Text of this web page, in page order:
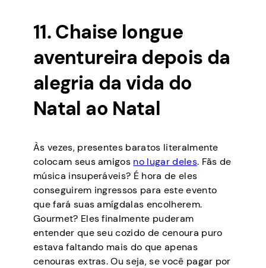
11. Chaise longue
aventureira depois da
alegria da vida do
Natal ao Natal
Às vezes, presentes baratos literalmente
colocam seus amigos no lugar deles. Fãs de
música insuperáveis? É hora de eles
conseguirem ingressos para este evento
que fará suas amígdalas encolherem.
Gourmet? Eles finalmente puderam
entender que seu cozido de cenoura puro
estava faltando mais do que apenas
cenouras extras. Ou seja, se você pagar por